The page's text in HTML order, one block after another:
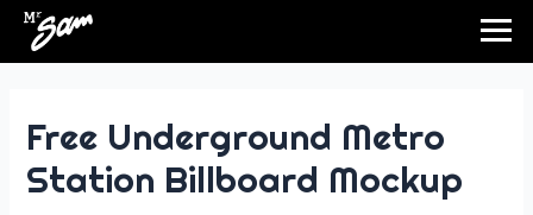
Aller
contenu
Free Underground Metro
Station Billboard Mockup